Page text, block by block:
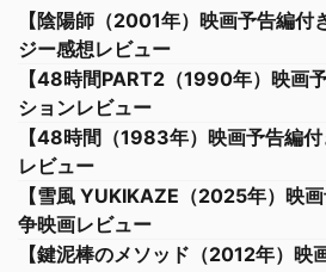
【陰陽師（2001年）映画予告編付
ジー感想レビュー
【48時間PART2（1990年）映画
ションレビュー
【48時間（1983年）映画予告編
レビュー
【雪風 YUKIKAZE（2025年）映
争映画レビュー
【鍵泥棒のメソッド（2012年）映